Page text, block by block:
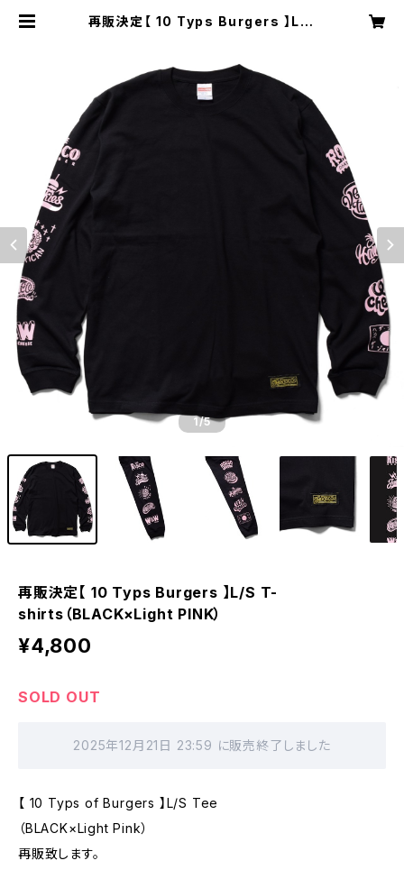
再販決定【 10 Typs Burgers 】L/S
1/5
再販決定【 10 Typs Burgers 】L/S T-
shirts（BLACK×Light PINK）
¥4,800
SOLD OUT
2025年12月21日 23:59 に販売終了しました
【 10 Typs of Burgers 】L/S Tee
（BLACK×Light Pink）
再販致します。